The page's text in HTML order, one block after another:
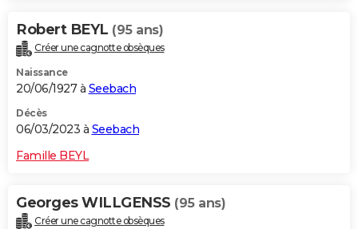
Robert BEYL (95 ans)
Créer une cagnotte obsèques
Naissance
20/06/1927 à Seebach
Décès
06/03/2023 à Seebach
Famille BEYL
Georges WILLGENSS (95 ans)
Créer une cagnotte obsèques